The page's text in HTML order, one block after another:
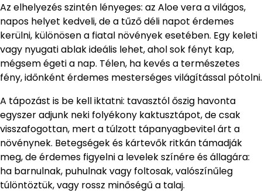
Az elhelyezés szintén lényeges: az Aloe vera a világos,
napos helyet kedveli, de a tűző déli napot érdemes
kerülni, különösen a fiatal növények esetében. Egy keleti
vagy nyugati ablak ideális lehet, ahol sok fényt kap,
mégsem égeti a nap. Télen, ha kevés a természetes
fény, időnként érdemes mesterséges világítással pótolni.
A tápozást is be kell iktatni: tavasztól őszig havonta
egyszer adjunk neki folyékony kaktusztápot, de csak
visszafogottan, mert a túlzott tápanyagbevitel árt a
növénynek. Betegségek és kártevők ritkán támadják
meg, de érdemes figyelni a levelek színére és állagára:
ha barnulnak, puhulnak vagy foltosak, valószínűleg
túlöntöztük, vagy rossz minőségű a talaj.